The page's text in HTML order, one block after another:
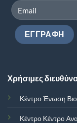
Χρήσιμες
Κέντρο Ένωση
Κέντρο Κέντρο